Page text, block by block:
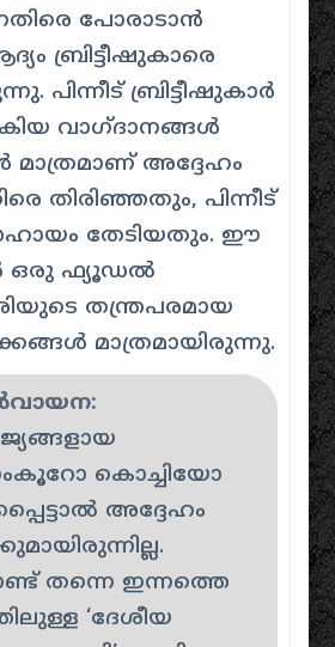
പോരാടാൻ
ബ്രിട്ടീഷുകാരെ
പിന്നീട് ബ്രിട്ടീഷുകാർ
വാഗ്ദാനങ്ങൾ
മാത്രമാണ് അദ്ദേഹം
തിരിഞ്ഞതും, പിന്നീട്
സഹായം തേടിയതും. ഈ
ഒരു ഫ്യൂഡൽ
തന്ത്രപരമായ
മാത്രമായിരുന്നു.
കൊച്ചിയോ
അദ്ദേഹം
തന്നെ ഇന്നത്തെ
‘ദേശീയ